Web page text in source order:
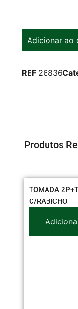
Adicionar ao
REF 26836
Produtos
TOMADA
C/RABICHO